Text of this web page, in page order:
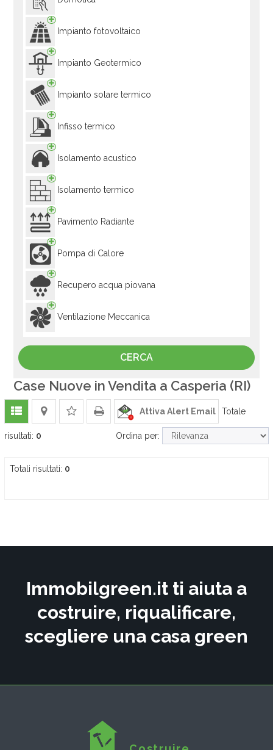
Impianto fotovoltaico
Impianto Geotermico
Impianto solare termico
Infisso termico
Isolamento acustico
Isolamento termico
Pavimento Radiante
Pompa di Calore
Recupero acqua piovana
Ventilazione Meccanica
Case Nuove in Vendita a Casperia (RI)
Attiva Alert Email Totale
risultati: 0 Ordina per:
Totali risultati: 0
Immobilgreen.it ti aiuta a
costruire, riqualificare,
scegliere una casa green